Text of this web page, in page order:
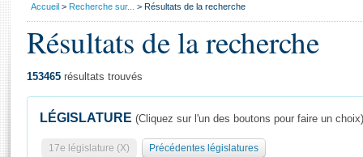
Général
Vous
Accueil Recherche sur... Résultats de la recherche
Résultats de la recherche
153465 résultats trouvés
LÉGISLATURE (Cliquez sur l'un des boutons pour faire un choix)
17e législature (X) Précédentes législatures